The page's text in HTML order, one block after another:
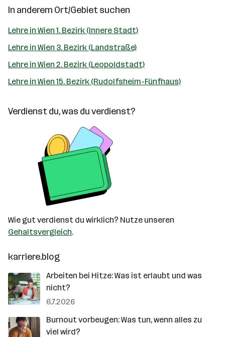
In anderem Ort/Gebiet suchen
Lehre in Wien 1. Bezirk (Innere Stadt)
Lehre in Wien 3. Bezirk (Landstraße)
Lehre in Wien 2. Bezirk (Leopoldstadt)
Lehre in Wien 15. Bezirk (Rudolfsheim-Fünfhaus)
Verdienst du, was du verdienst?
Wie gut verdienst du wirklich? Nutze unseren
Gehaltsvergleich.
karriere.blog
Arbeiten bei Hitze: Was ist erlaubt und was
nicht?
6.7.2026
Burnout vorbeugen: Was tun, wenn alles zu
viel wird?